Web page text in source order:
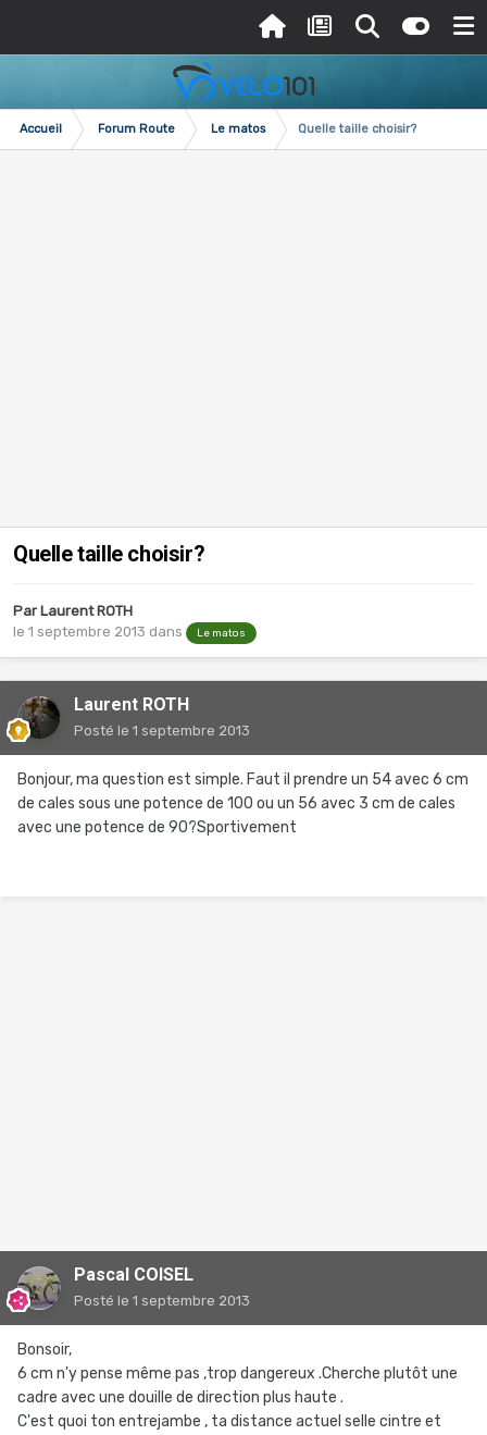
Accueil Forum Route Le matos Quelle taille choisir?
Quelle taille choisir?
Par Laurent ROTH
le 1 septembre 2013 dans Le matos
Laurent ROTH
Posté le 1 septembre 2013
Bonjour, ma question est simple. Faut il prendre un 54 avec 6 cm
de cales sous une potence de 100 ou un 56 avec 3 cm de cales
avec une potence de 90?Sportivement
Pascal COISEL
Posté le 1 septembre 2013
Bonsoir,
6 cm n'y pense même pas ,trop dangereux .Cherche plutôt une
cadre avec une douille de direction plus haute .
C'est quoi ton entrejambe , ta distance actuel selle cintre et